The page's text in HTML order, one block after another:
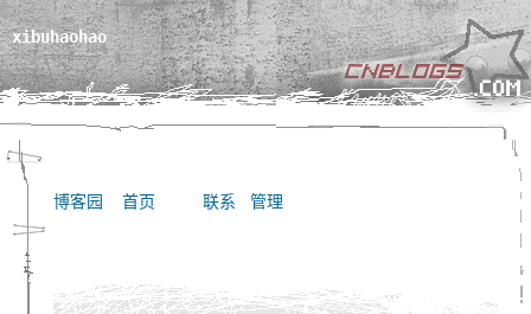
xibuhaohao
博客园 首页 联系 管理